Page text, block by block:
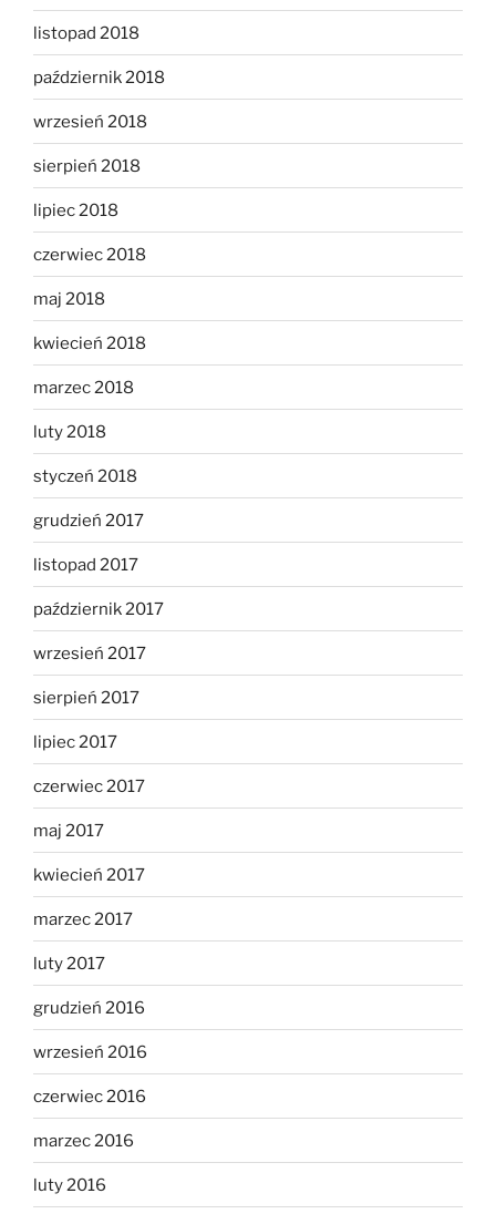
listopad 2018
październik 2018
wrzesień 2018
sierpień 2018
lipiec 2018
czerwiec 2018
maj 2018
kwiecień 2018
marzec 2018
luty 2018
styczeń 2018
grudzień 2017
listopad 2017
październik 2017
wrzesień 2017
sierpień 2017
lipiec 2017
czerwiec 2017
maj 2017
kwiecień 2017
marzec 2017
luty 2017
grudzień 2016
wrzesień 2016
czerwiec 2016
marzec 2016
luty 2016